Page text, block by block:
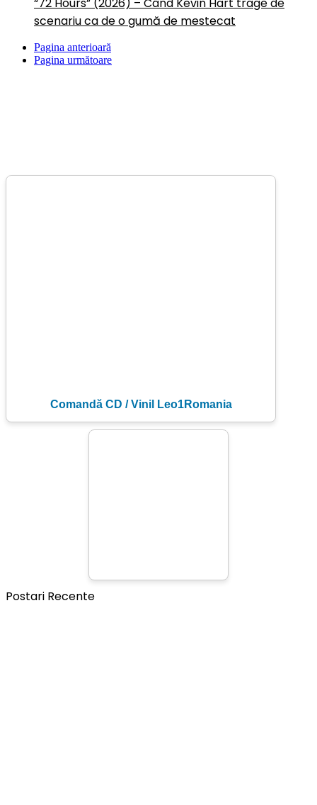
“72 Hours” (2026) – Când Kevin Hart trage de
scenariu ca de o gumă de mestecat
Pagina anterioară
Pagina următoare
Comandă CD / Vinil Leo1Romania
Postari Recente